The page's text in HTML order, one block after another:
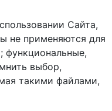
Сайта,
не применяются для
функциональные,
выбор,
такими файлами,